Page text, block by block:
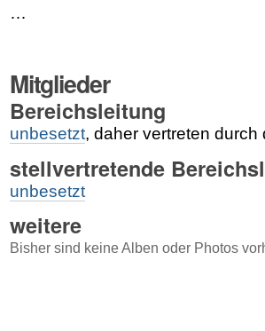
…
Mitglieder
Bereichsleitung
unbesetzt, daher vertreten durch
stellvertretende
unbesetzt
weitere
Bisher sind keine Alben oder Photos